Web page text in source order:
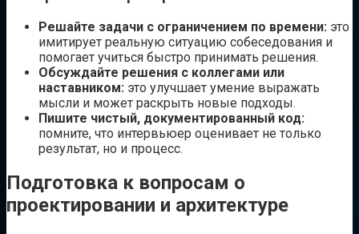
Решайте задачи с ограничением по времени: это
имитирует реальную ситуацию собеседования и
помогает учиться быстро принимать решения.
Обсуждайте решения с коллегами или
наставником: это улучшает умение выражать
мысли и может раскрыть новые подходы.
Пишите чистый, документированный код:
помните, что интервьюер оценивает не только
результат, но и процесс.
Подготовка к вопросам о
проектировании и архитектуре